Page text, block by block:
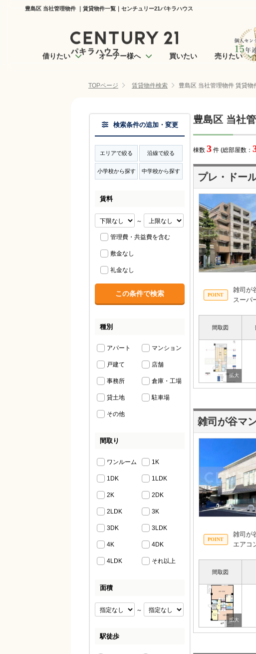
豊島区 当社管理物件 ｜賃貸物件一覧｜センチュリー21パキラハウス
借りたい オーナー様へ 買いたい 売りたい
TOPページ 賃貸物件検索 豊島区 当社管理物件 賃貸物
豊島区 当社
棟数 3 件 (総部屋数：
プレ・ドー
雑司が
スーパ
間取図
雑司が谷マ
雑司が
エアコ
間取図
検索条件の追加・変更
エリアで絞る 沿線で絞る
小学校から探す 中学校から探す
賃料
～
管理費・共益費を含む
敷金なし
礼金なし
種別
アパート マンション
戸建て 店舗
事務所 倉庫・工場
貸土地 駐車場
その他
間取り
ワンルーム 1K
1DK 1LDK
2K 2DK
2LDK 3K
3DK 3LDK
4K 4DK
4LDK それ以上
面積
～
駅徒歩